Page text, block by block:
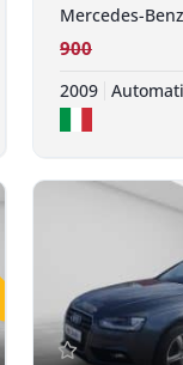
Mercedes-
900
2009